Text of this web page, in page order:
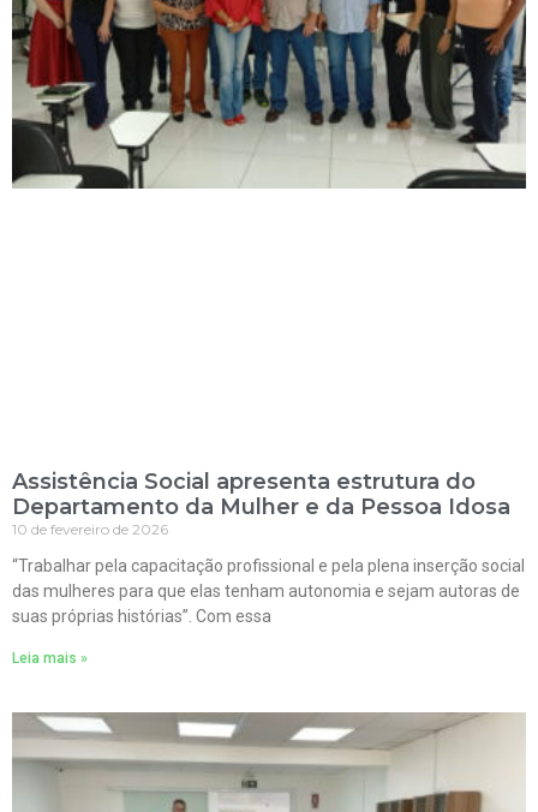
Assistência Social apresenta estrutura do
Departamento da Mulher e da Pessoa Idosa
10 de fevereiro de 2026
“Trabalhar pela capacitação profissional e pela plena inserção social
das mulheres para que elas tenham autonomia e sejam autoras de
suas próprias histórias”. Com essa
Leia mais »